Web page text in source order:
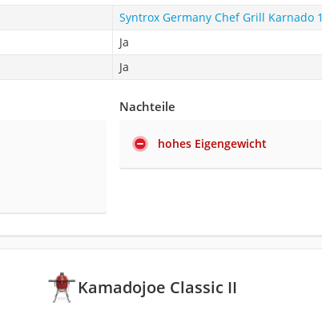
Syntrox Germany ‎Chef Grill Karnado 1
Ja
Ja
Nachteile
hohes Eigengewicht
Kamadojoe Classic II